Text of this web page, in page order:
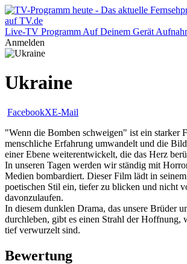
Live-TV Programm Auf Deinem Gerät
Anmelden
Ukraine
FacebookXE-Mail
"Wenn die Bomben schweigen" ist ein starker
menschliche Erfahrung umwandelt und die
einer Ebene weiterentwickelt, die das Herz
In unseren Tagen werden wir ständig mit
Medien bombardiert. Dieser Film lädt in
poetischen Stil ein, tiefer zu blicken und nicht
davonzulaufen.
In diesem dunklen Drama, das unsere Brüder
durchleben, gibt es einen Strahl der Hoffnung,
tief verwurzelt sind.
Bewertung